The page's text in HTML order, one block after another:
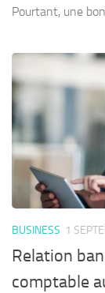
Pourtant, une
BUSINESS 1
Relation
comptable